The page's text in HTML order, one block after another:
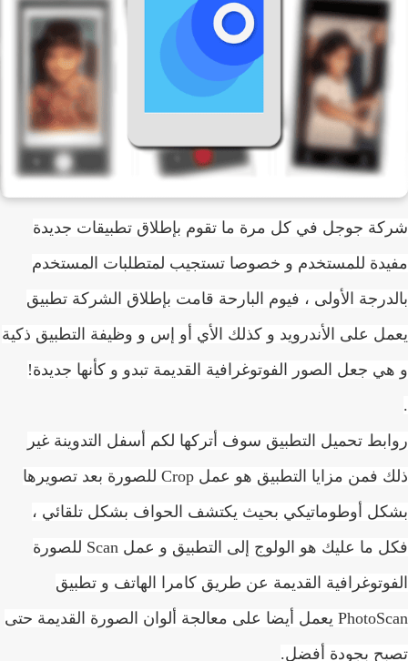
جوجل في كل مرة ما تقوم بإطلاق تطبيقات جديدة
للمستخدم و خصوصا تستجيب لمتطلبات المستخدم
الأولى ، فيوم البارحة قامت بإطلاق الشركة تطبيق
على الأندرويد و كذلك الأي أو إس و وظيفة التطبيق ذكية
جعل الصور الفوتوغرافية القديمة تبدو و كأنها جديدة!
تحميل التطبيق سوف أتركها لكم أسفل التدوينة غير
ذلك فمن مزايا التطبيق هو عمل Crop للصورة بعد تصويرها
أوطوماتيكي بحيث يكتشف الحواف بشكل تلقائي ،
فكل ما عليك هو الولوج إلى التطبيق و عمل Scan للصورة
القديمة عن طريق كامرا الهاتف و تطبيق
PhotoScan يعمل أيضا على معالجة ألوان الصورة القديمة حتى
بجودة أفضل.